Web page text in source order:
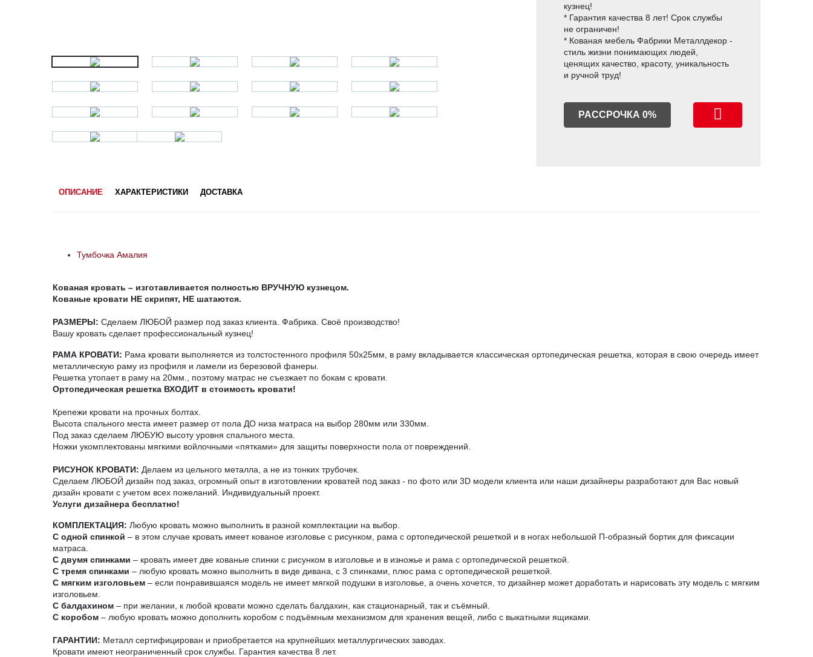
кузнец!
* Гарантия качества 8 лет! Срок службы
не ограничен!
* Кованая мебель Фабрики Металлдекор -
стиль жизни понимающих людей,
ценящих качество, красоту, уникальность
и ручной труд!
РАССРОЧКА 0%
ОПИСАНИЕ ХАРАКТЕРИСТИКИ ДОСТАВКА
Тумбочка Амалия
Кованая кровать – изготавливается полностью ВРУЧНУЮ кузнецом.
Кованые кровати НЕ скрипят, НЕ шатаются.
РАЗМЕРЫ: Сделаем ЛЮБОЙ размер под заказ клиента. Фабрика. Своё производство!
Вашу кровать сделает профессиональный кузнец!
РАМА КРОВАТИ: Рама кровати выполняется из толстостенного профиля 50х25мм, в раму вкладывается классическая ортопедическая решетка, которая в свою очередь имеет
металлическую раму из профиля и ламели из березовой фанеры.
Решетка утопает в раму на 20мм., поэтому матрас не съезжает по бокам с кровати.
Ортопедическая решетка ВХОДИТ в стоимость кровати!
Крепежи кровати на прочных болтах.
Высота спального места имеет размер от пола ДО низа матраса на выбор 280мм или 330мм.
Под заказ сделаем ЛЮБУЮ высоту уровня спального места.
Ножки укомплектованы мягкими войлочными «пятками» для защиты поверхности пола от повреждений.
РИСУНОК КРОВАТИ: Делаем из цельного металла, а не из тонких трубочек.
Сделаем ЛЮБОЙ дизайн под заказ, огромный опыт в изготовлении кроватей под заказ - по фото или 3D модели клиента или наши дизайнеры разработают для Вас новый
дизайн кровати с учетом всех пожеланий. Индивидуальный проект.
Услуги дизайнера бесплатно!
КОМПЛЕКТАЦИЯ: Любую кровать можно выполнить в разной комплектации на выбор.
С одной спинкой – в этом случае кровать имеет кованое изголовье с рисунком, рама с ортопедической решеткой и в ногах небольшой П-образный бортик для фиксации
матраса.
С двумя спинками – кровать имеет две кованые спинки с рисунком в изголовье и в изножье и рама с ортопедической решеткой.
С тремя спинками – любую кровать можно выполнить в виде дивана, с 3 спинками, плюс рама с ортопедической решеткой.
С мягким изголовьем – если понравившаяся модель не имеет мягкой подушки в изголовье, а очень хочется, то дизайнер может доработать и нарисовать эту модель с мягким
изголовьем.
С балдахином – при желании, к любой кровати можно сделать балдахин, как стационарный, так и съёмный.
С коробом – любую кровать можно дополнить коробом с подъёмным механизмом для хранения вещей, либо с выкатными ящиками.
ГАРАНТИИ: Металл сертифицирован и приобретается на крупнейших металлургических заводах.
Кровати имеют неограниченный срок службы. Гарантия качества 8 лет.